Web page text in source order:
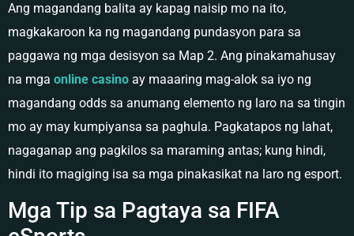
Ang magandang balita ay kapag naisip mo na ito,
magkakaroon ka ng magandang pundasyon para sa
paggawa ng mga desisyon sa Map 2. Ang pinakamahusay
na mga online casino ay maaaring mag-alok sa iyo ng
magandang odds sa anumang elemento ng laro na sa tingin
mo ay may kumpiyansa sa paghula. Pagkatapos ng lahat,
nagaganap ang pagkilos sa maraming antas; kung hindi,
hindi ito magiging isa sa mga pinakasikat na laro ng esport.
Mga Tip sa Pagtaya sa FIFA